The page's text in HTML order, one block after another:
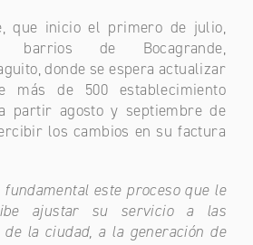
que inicio el primero de julio,
barrios de Bocagrande,
donde se espera actualizar
más de 500 establecimiento
partir agosto y septiembre de
los cambios en su factura
fundamental este proceso que le
ajustar su servicio a las
la ciudad, a la generación de